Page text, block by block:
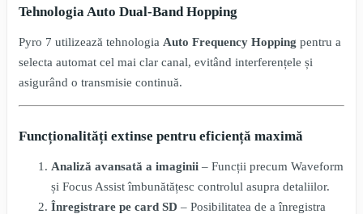
Tehnologia Auto Dual-Band Hopping
Pyro 7 utilizează tehnologia Auto Frequency Hopping pentru a
selecta automat cel mai clar canal, evitând interferențele și
asigurând o transmisie continuă.
Funcționalități extinse pentru eficiență maximă
Analiză avansată a imaginii – Funcții precum Waveform
și Focus Assist îmbunătățesc controlul asupra detaliilor.
Înregistrare pe card SD – Posibilitatea de a înregistra